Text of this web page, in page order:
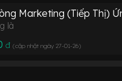
Marketing (Tiếp Thị)
là
đ (cập nhật ngày 27-01-26)